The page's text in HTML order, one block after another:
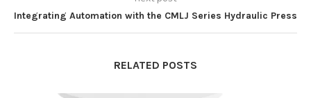
Integrating Automation with the CMLJ Series Hydraulic Press
RELATED POSTS